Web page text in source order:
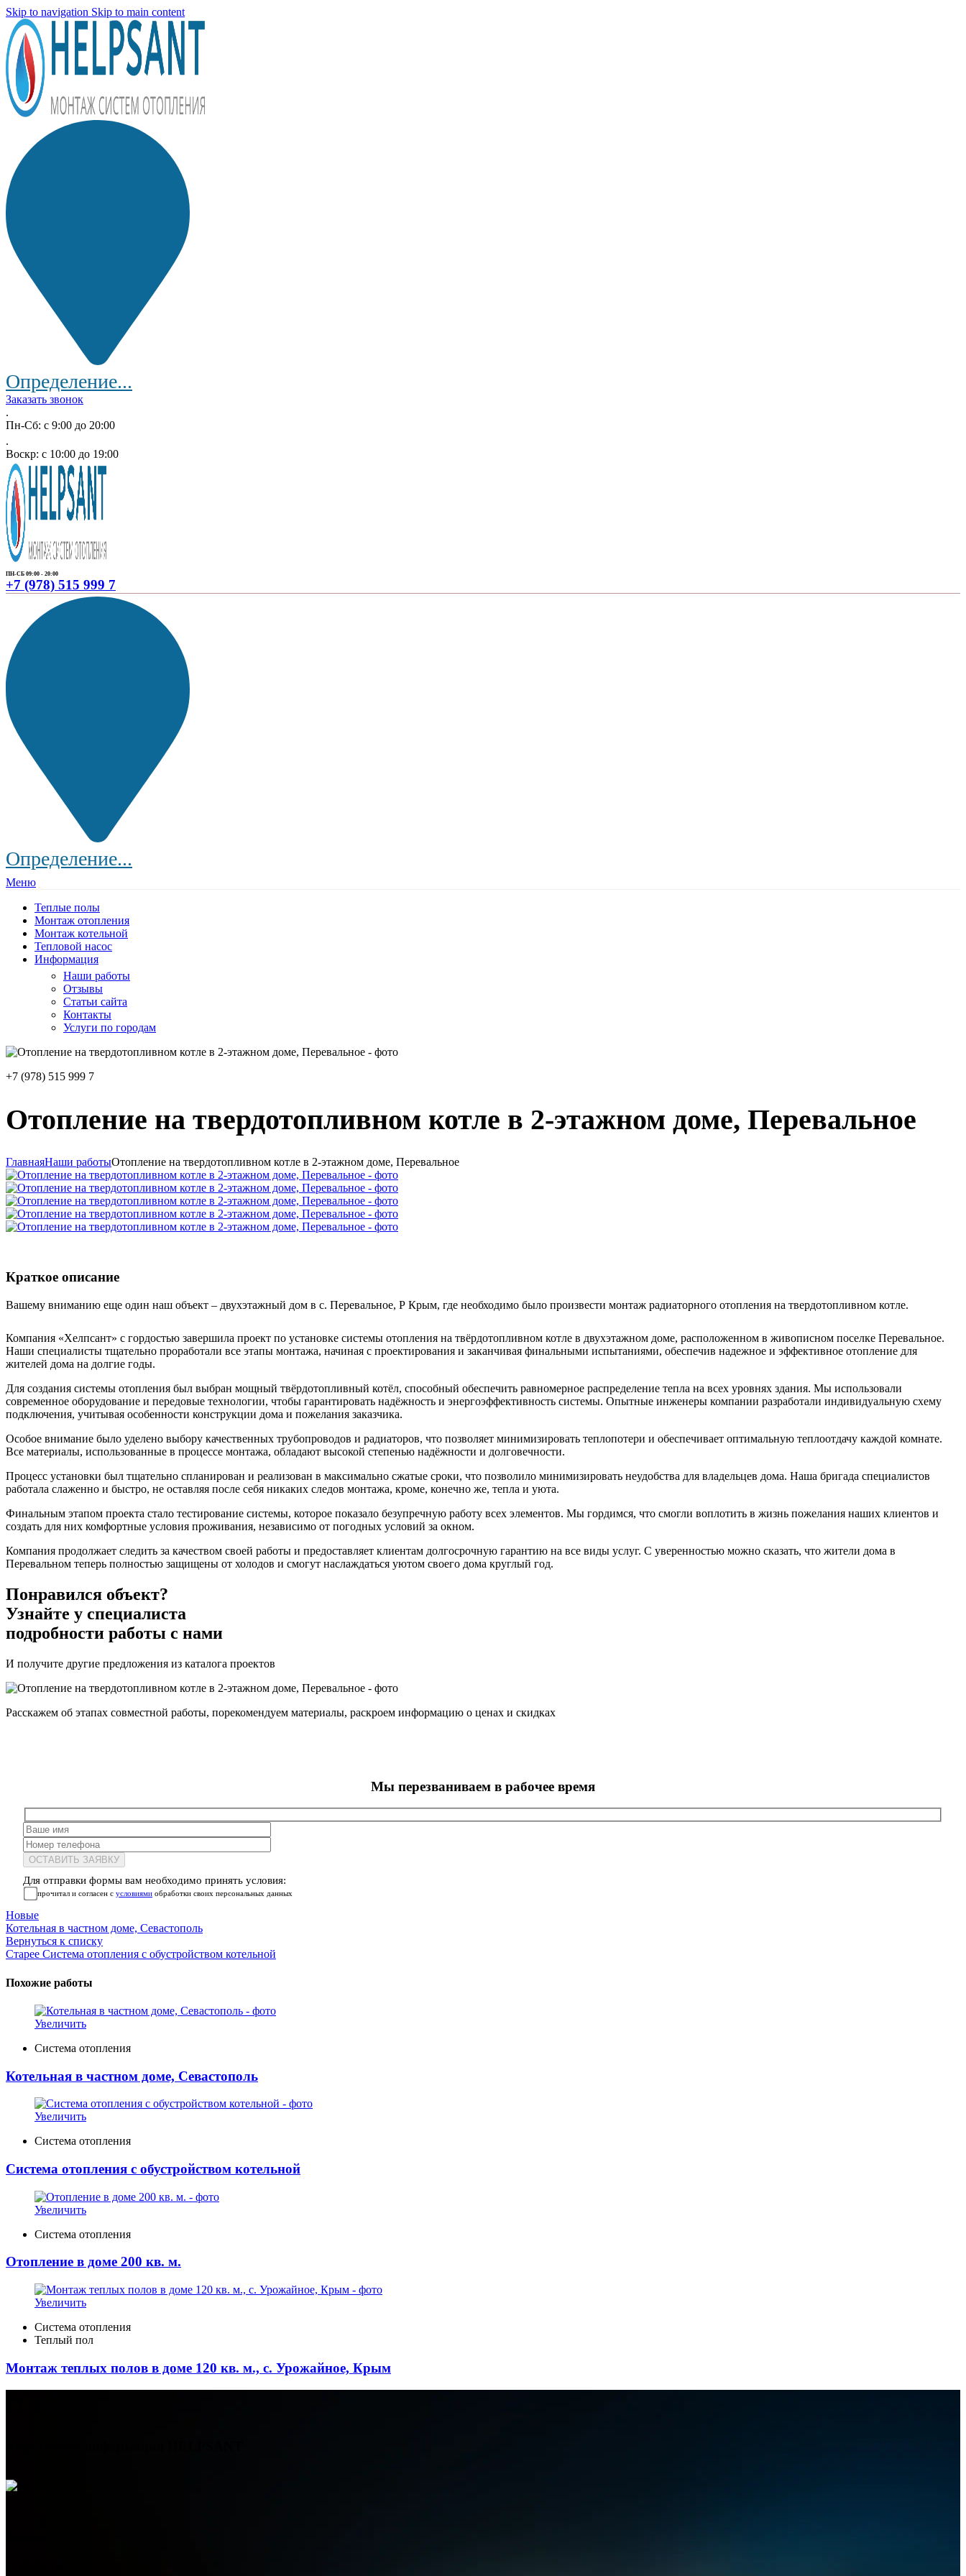
Skip to navigation Skip to main content
Определение...
Заказать звонок
.
Пн-Сб: с 9:00 до 20:00
.
Воскр: с 10:00 до 19:00
ПН-СБ 09:00 - 20:00
+7 (978) 515 999 7
Определение...
Меню
Теплые полы
Монтаж отопления
Монтаж котельной
Тепловой насос
Информация
Наши работы
Отзывы
Статьи сайта
Контакты
Услуги по городам
+7 (978) 515 999 7
Отопление на твердотопливном котле в 2-этажном доме, Перевальное
ГлавнаяНаши работыОтопление на твердотопливном котле в 2-этажном доме, Перевальное
Краткое описание
Вашему вниманию еще один наш объект – двухэтажный дом в с. Перевальное, Р Крым, где необходимо было произвести монтаж радиаторного отопления на твердотопливном котле.
Компания «Хелпсант» с гордостью завершила проект по установке системы отопления на твёрдотопливном котле в двухэтажном доме, расположенном в живописном поселке Перевальное.
Наши специалисты тщательно проработали все этапы монтажа, начиная с проектирования и заканчивая финальными испытаниями, обеспечив надежное и эффективное отопление для
жителей дома на долгие годы.
Для создания системы отопления был выбран мощный твёрдотопливный котёл, способный обеспечить равномерное распределение тепла на всех уровнях здания. Мы использовали
современное оборудование и передовые технологии, чтобы гарантировать надёжность и энергоэффективность системы. Опытные инженеры компании разработали индивидуальную схему
подключения, учитывая особенности конструкции дома и пожелания заказчика.
Особое внимание было уделено выбору качественных трубопроводов и радиаторов, что позволяет минимизировать теплопотери и обеспечивает оптимальную теплоотдачу каждой комнате.
Все материалы, использованные в процессе монтажа, обладают высокой степенью надёжности и долговечности.
Процесс установки был тщательно спланирован и реализован в максимально сжатые сроки, что позволило минимизировать неудобства для владельцев дома. Наша бригада специалистов
работала слаженно и быстро, не оставляя после себя никаких следов монтажа, кроме, конечно же, тепла и уюта.
Финальным этапом проекта стало тестирование системы, которое показало безупречную работу всех элементов. Мы гордимся, что смогли воплотить в жизнь пожелания наших клиентов и
создать для них комфортные условия проживания, независимо от погодных условий за окном.
Компания продолжает следить за качеством своей работы и предоставляет клиентам долгосрочную гарантию на все виды услуг. С уверенностью можно сказать, что жители дома в
Перевальном теперь полностью защищены от холодов и смогут наслаждаться уютом своего дома круглый год.
Понравился объект?
Узнайте у специалиста
подробности работы с нами
И получите другие предложения из каталога проектов
Расскажем об этапах совместной работы, порекомендуем материалы, раскроем информацию о ценах и скидках
Мы перезваниваем в рабочее время
Для отправки формы вам необходимо принять условия:
прочитал и согласен с условиями обработки своих персональных данных
Новые
Котельная в частном доме, Севастополь
Вернуться к списку
Старее Система отопления с обустройством котельной
Похожие работы
Увеличить
Система отопления
Котельная в частном доме, Севастополь
Увеличить
Система отопления
Система отопления с обустройством котельной
Увеличить
Система отопления
Отопление в доме 200 кв. м.
Увеличить
Система отопления
Теплый пол
Монтаж теплых полов в доме 120 кв. м., с. Урожайное, Крым